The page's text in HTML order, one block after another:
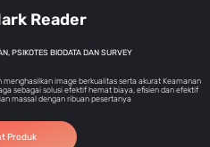
Reader
PSIKOTES BIODATA DAN SURVEY
image berkualitas serta akurat Keamanan
sebagai solusi efektif hemat biaya, efisien dan efektif
massal dengan ribuan pesertanya
Produk